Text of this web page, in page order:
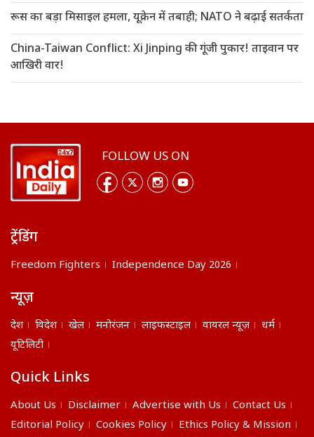
रूस का बड़ा मिसाइल हमला, यूक्रेन में तबाही; NATO ने बढ़ाई सतर्कता
China-Taiwan Conflict: Xi Jinping की गूंजी पुकार! ताइवान पर
आखिरी वार!
FOLLOW US ON
ट्रेंडिंग
Freedom Fighters Independence Day 2026
न्यूज़
देश विदेश खेल मनोरंजन लाइफस्टाइल वायरल न्यूज़
धर्म
यूटिलिटी
Quick Links
About Us Disclaimer Advertise with Us
Contact Us
Editorial Policy
Cookies Policy Ethics Policy & Mission